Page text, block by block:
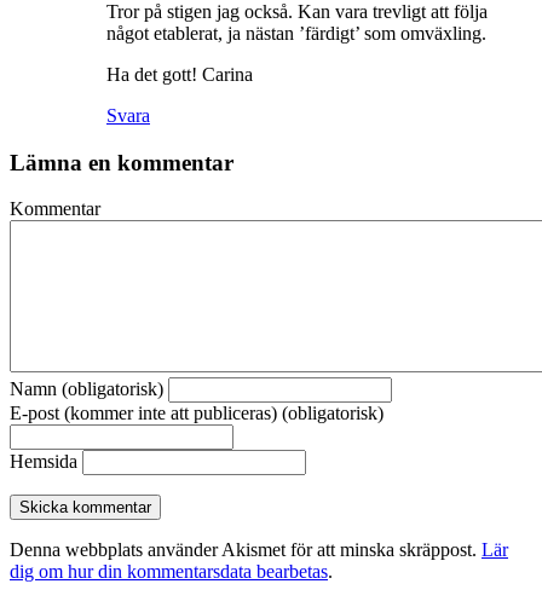
Tror på stigen jag också. Kan vara trevligt att följa
något etablerat, ja nästan ’färdigt’ som omväxling.
Ha det gott! Carina
Svara
Lämna en kommentar
Kommentar
Namn (obligatorisk)
E-post (kommer inte att publiceras) (obligatorisk)
Hemsida
Denna webbplats använder Akismet för att minska skräppost. Lär
dig om hur din kommentarsdata bearbetas.